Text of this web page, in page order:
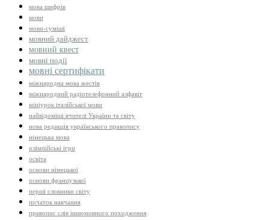
мова шифрів
мови
мови-суміші
мовний дайджест
мовний квест
мовні події
мовні сертифікати
міжнародна мова жестів
міжнародний радіотелефонний алфавіт
мініурок італійської мови
найвідоміші вчителі України та світу
нова редакція українського правопису
німецька мова
олімпійські ігри
освіта
основи німецької
основи французької
перші словники світу
початок навчання
правопис слів іншомовного походження